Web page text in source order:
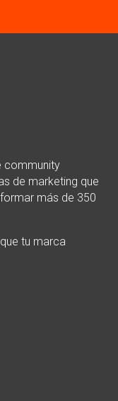
community
de marketing que
más de 350
tu marca